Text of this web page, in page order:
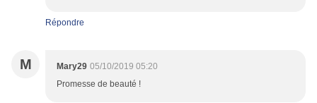
Répondre
M Mary29 05/10/2019 05:20
Promesse de beauté !